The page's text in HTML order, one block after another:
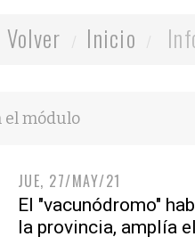
Volver Inicio
JUE, 27/MAY/21
El "vacunódromo"
la provincia, amplía